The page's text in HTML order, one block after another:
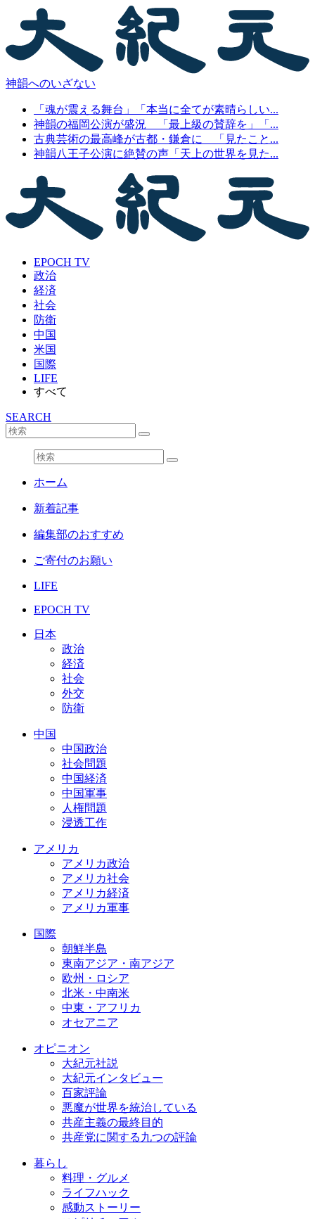
神韻へのいざない
「魂が震える舞台」「本当に全てが素晴らしい...
神韻の福岡公演が盛況 「最上級の賛辞を」「...
古典芸術の最高峰が古都・鎌倉に 「見たこと...
神韻八王子公演に絶賛の声「天上の世界を見た...
EPOCH TV
政治
経済
社会
防衛
中国
米国
国際
LIFE
すべて
SEARCH
ホーム
新着記事
編集部のおすすめ
ご寄付のお願い
LIFE
EPOCH TV
日本
政治
経済
社会
外交
防衛
中国
中国政治
社会問題
中国経済
中国軍事
人権問題
浸透工作
アメリカ
アメリカ政治
アメリカ社会
アメリカ経済
アメリカ軍事
国際
朝鮮半島
東南アジア・南アジア
欧州・ロシア
北米・中南米
中東・アフリカ
オセアニア
オピニオン
大紀元社説
大紀元インタビュー
百家評論
悪魔が世界を統治している
共産主義の最終目的
共産党に関する九つの評論
暮らし
料理・グルメ
ライフハック
感動ストーリー